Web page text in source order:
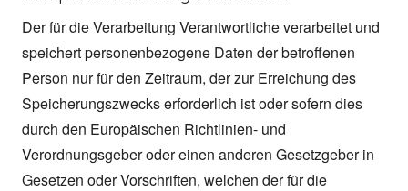
Der für die Verarbeitung Verantwortliche verarbeitet und
speichert personenbezogene Daten der betroffenen
Person nur für den Zeitraum, der zur Erreichung des
Speicherungszwecks erforderlich ist oder sofern dies
durch den Europäischen Richtlinien- und
Verordnungsgeber oder einen anderen Gesetzgeber in
Gesetzen oder Vorschriften, welchen der für die